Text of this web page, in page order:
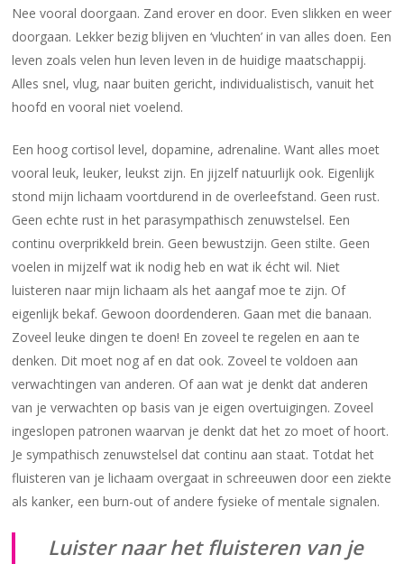
Nee vooral doorgaan. Zand erover en door. Even slikken en weer
doorgaan. Lekker bezig blijven en ‘vluchten’ in van alles doen. Een
leven zoals velen hun leven leven in de huidige maatschappij.
Alles snel, vlug, naar buiten gericht, individualistisch, vanuit het
hoofd en vooral niet voelend.
Een hoog cortisol level, dopamine, adrenaline. Want alles moet
vooral leuk, leuker, leukst zijn. En jijzelf natuurlijk ook. Eigenlijk
stond mijn lichaam voortdurend in de overleefstand. Geen rust.
Geen echte rust in het parasympathisch zenuwstelsel. Een
continu overprikkeld brein. Geen bewustzijn. Geen stilte. Geen
voelen in mijzelf wat ik nodig heb en wat ik écht wil. Niet
luisteren naar mijn lichaam als het aangaf moe te zijn. Of
eigenlijk bekaf. Gewoon doordenderen. Gaan met die banaan.
Zoveel leuke dingen te doen! En zoveel te regelen en aan te
denken. Dit moet nog af en dat ook. Zoveel te voldoen aan
verwachtingen van anderen. Of aan wat je denkt dat anderen
van je verwachten op basis van je eigen overtuigingen. Zoveel
ingeslopen patronen waarvan je denkt dat het zo moet of hoort.
Je sympathisch zenuwstelsel dat continu aan staat. Totdat het
fluisteren van je lichaam overgaat in schreeuwen door een ziekte
als kanker, een burn-out of andere fysieke of mentale signalen.
Luister naar het fluisteren van je